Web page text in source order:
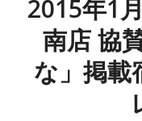
2015年1
南店 協
な」掲載